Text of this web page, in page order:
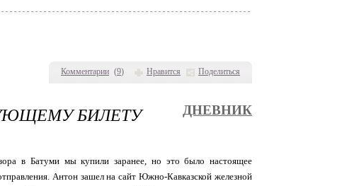
Комментарии (9) Нравится Поделиться
БИЛЕТУ ДНЕВНИК
в Батуми мы купили заранее, но это было настоящее
Антон зашел на сайт Южно-Кавказской железной